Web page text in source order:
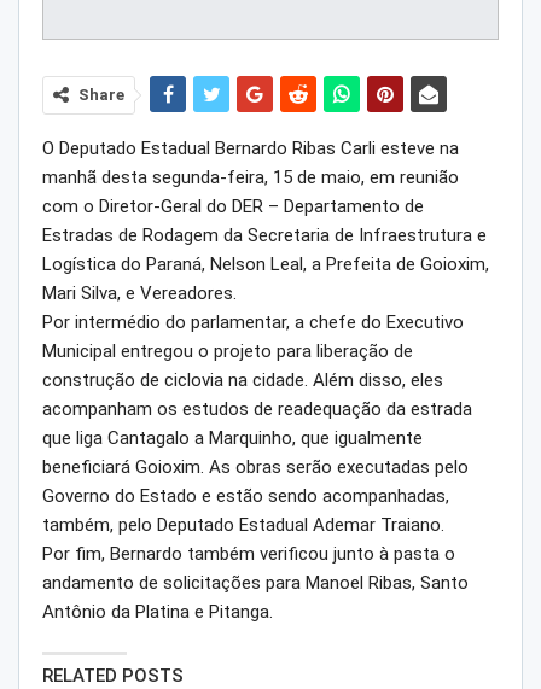
Share
O Deputado Estadual Bernardo Ribas Carli esteve na
manhã desta segunda-feira, 15 de maio, em reunião
com o Diretor-Geral do DER – Departamento de
Estradas de Rodagem da Secretaria de Infraestrutura e
Logística do Paraná, Nelson Leal, a Prefeita de Goioxim,
Mari Silva, e Vereadores.
Por intermédio do parlamentar, a chefe do Executivo
Municipal entregou o projeto para liberação de
construção de ciclovia na cidade. Além disso, eles
acompanham os estudos de readequação da estrada
que liga Cantagalo a Marquinho, que igualmente
beneficiará Goioxim. As obras serão executadas pelo
Governo do Estado e estão sendo acompanhadas,
também, pelo Deputado Estadual Ademar Traiano.
Por fim, Bernardo também verificou junto à pasta o
andamento de solicitações para Manoel Ribas, Santo
Antônio da Platina e Pitanga.
RELATED POSTS